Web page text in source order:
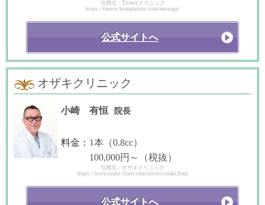
引用元：Theoryクリニック
https://theory-kumatarumi.com/message/
公式サイトへ
オザキクリニック
小崎 有恒 院長
料金： 1本（0.8cc）
100,000円～（税抜）
引用元：オザキクリニック
https://www.ozaki-clinic.com/doctor/ozaki.html
公式サイトへ